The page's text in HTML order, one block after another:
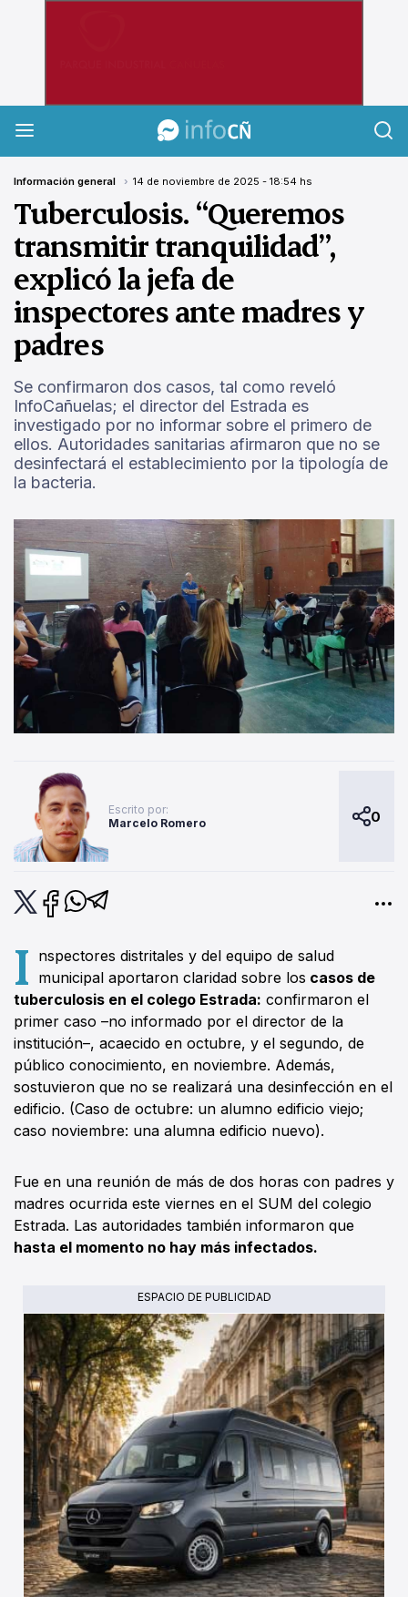
Información general 14 de noviembre de 2025 - 18:54 hs
Tuberculosis. “Queremos
transmitir tranquilidad”,
explicó la jefa de
inspectores ante madres y
padres
Se confirmaron dos casos, tal como reveló
InfoCañuelas; el director del Estrada es
investigado por no informar sobre el primero de
ellos. Autoridades sanitarias afirmaron que no se
desinfectará el establecimiento por la tipología de
la bacteria.
Escrito por:
Marcelo Romero
0
I nspectores distritales y del equipo de salud
municipal aportaron claridad sobre los casos de
tuberculosis en el colego Estrada: confirmaron el
primer caso –no informado por el director de la
institución–, acaecido en octubre, y el segundo, de
público conocimiento, en noviembre. Además,
sostuvieron que no se realizará una desinfección en el
edificio. (Caso de octubre: un alumno edificio viejo;
caso noviembre: una alumna edificio nuevo).
Fue en una reunión de más de dos horas con padres y
madres ocurrida este viernes en el SUM del colegio
Estrada. Las autoridades también informaron que
hasta el momento no hay más infectados.
ESPACIO DE PUBLICIDAD